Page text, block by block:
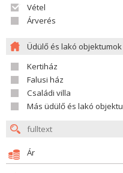
Vétel
Árverés
Üdülő és lakó objektumok
Kertiház
Falusi ház
Családi villa
Más üdülő és lakó objektumok
Ár